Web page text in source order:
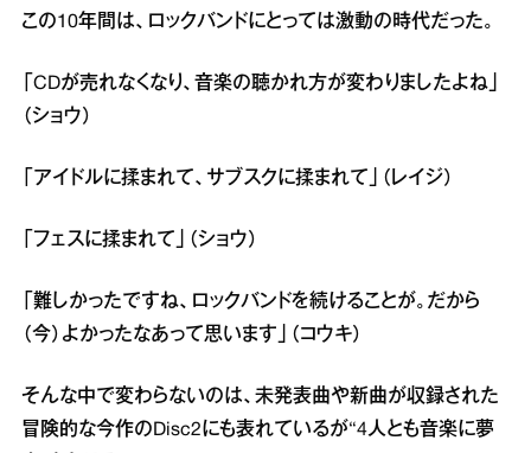
この10年間は、ロックバンドにとっては激動の時代だった。
「CDが売れなくなり、音楽の聴かれ方が変わりましたよね」
（ショウ）
「アイドルに揉まれて、サブスクに揉まれて」（レイジ）
「フェスに揉まれて」（ショウ）
「難しかったですね、ロックバンドを続けることが。だから
（今）よかったなあって思います」（コウキ）
そんな中で変わらないのは、未発表曲や新曲が収録された
冒険的な今作のDisc2にも表れているが“4人とも音楽に夢